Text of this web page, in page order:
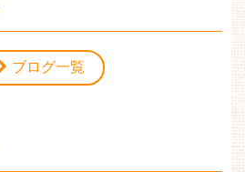
ブログ一覧